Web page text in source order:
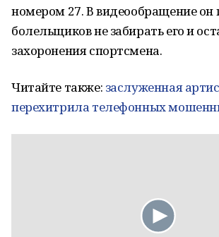
номером 27. В видеообращение он
болельщиков не забирать его и
захоронения спортсмена.
Читайте также: заслуженная
перехитрила телефонных